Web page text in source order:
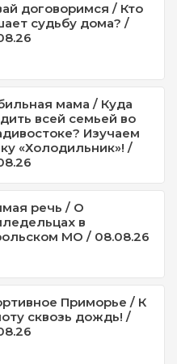
договоримся / Кто
судьбу дома? /
мама / Куда
всей семьей во
Изучаем
«Холодильник»! /
речь / О
в
МО / 08.08.26
Приморье / К
сквозь дождь! /